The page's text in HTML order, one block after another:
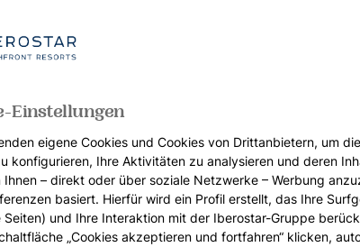
Einstellungen
eigene Cookies und Cookies von Drittanbietern, um
konfigurieren, Ihre Aktivitäten zu analysieren und deren
Ihnen – direkt oder über soziale Netzwerke – Werbung
basiert. Hierfür wird ein Profil erstellt, das Ihre
Seiten) und Ihre Interaktion mit der Iberostar-Gruppe
„Cookies akzeptieren und fortfahren“ klicken,